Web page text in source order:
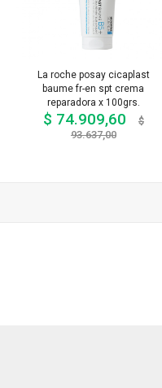
La roche posay cicaplast
baume fr-en spt crema
reparadora x 100grs.
$ 74.909,60
Precio
$
93.637,00Precio